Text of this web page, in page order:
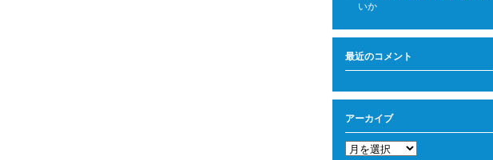
いか
最近のコメント
アーカイブ
ア